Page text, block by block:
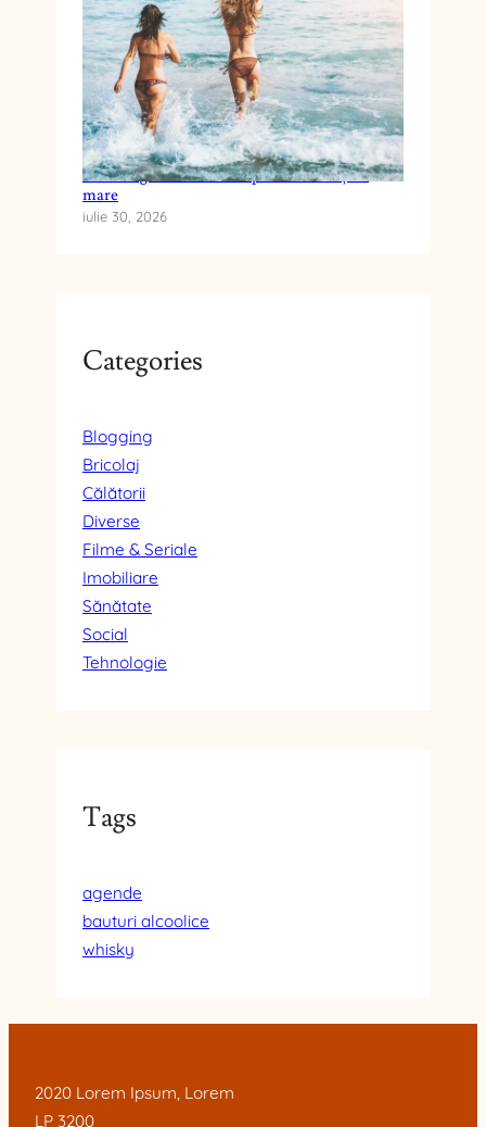
Cum alegi crema cu SPF pentru vacanța la
mare
iulie 30, 2026
Categories
Blogging
Bricolaj
Călătorii
Diverse
Filme & Seriale
Imobiliare
Sănătate
Social
Tehnologie
Tags
agende
bauturi alcoolice
whisky
2020 Lorem Ipsum, Lorem
LP 3200